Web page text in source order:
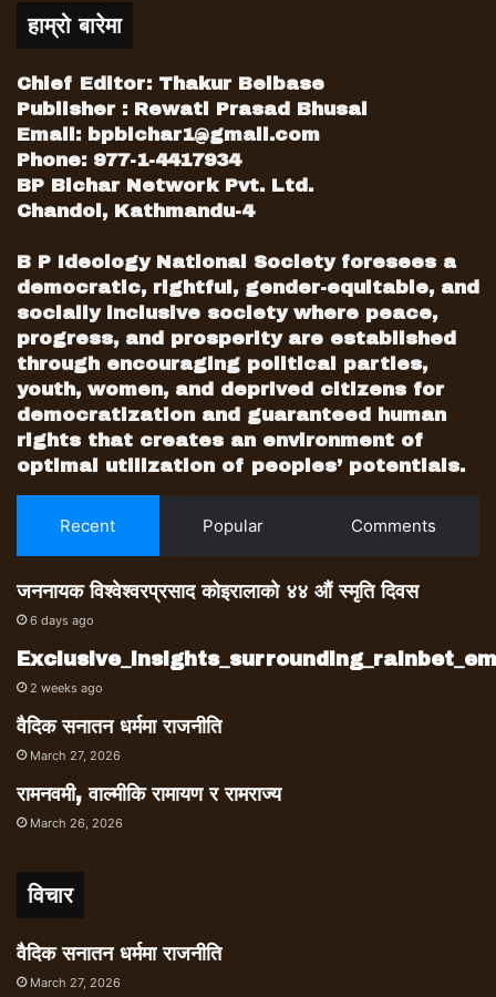
हाम्रो बारेमा
Chief Editor: Thakur Belbase
Publisher : Rewati Prasad Bhusal
Email: bpbichar1@gmail.com
Phone: 977-1-4417934
BP Bichar Network Pvt. Ltd.
Chandol, Kathmandu-4
B P Ideology National Society foresees a
democratic, rightful, gender-equitable, and
socially inclusive society where peace,
progress, and prosperity are established
through encouraging political parties,
youth, women, and deprived citizens for
democratization and guaranteed human
rights that creates an environment of
optimal utilization of peoples’ potentials.
Recent Popular Comments
जननायक विश्वेश्वरप्रसाद कोइरालाको ४४ औं स्मृति दिवस
6 days ago
2 weeks ago
वैदिक सनातन धर्ममा राजनीति
March 27, 2026
रामनवमी, वाल्मीकि रामायण र रामराज्य
March 26, 2026
विचार
वैदिक सनातन धर्ममा राजनीति
March 27, 2026